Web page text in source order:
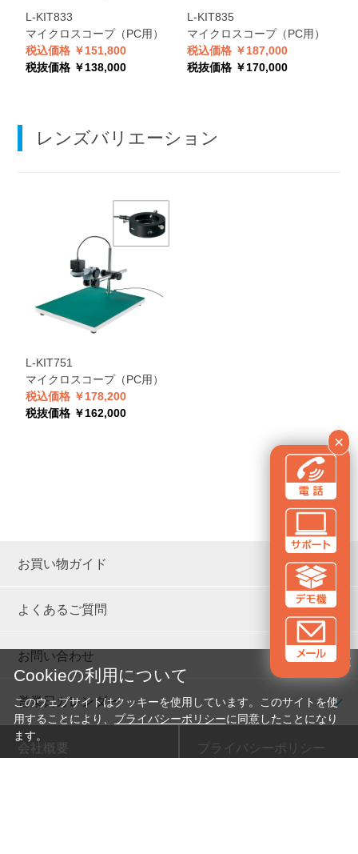
×
L-KIT833
マイクロスコープ（PC用）
税込価格 ￥151,800
税抜価格 ￥138,000
L-KIT835
マイクロスコープ（PC用）
税込価格 ￥187,000
税抜価格 ￥170,000
レンズバリエーション
L-KIT751
マイクロスコープ（PC用）
税込価格 ￥178,200
税抜価格 ￥162,000
お買い物ガイド
よくあるご質問
お問い合わせ
営業日カレンダー
会社概要 プライバシーポリシー
✕
Cookieの利用について
このウェブサイトはクッキーを使用しています。このサイトを使
用することにより、 プライバシーポリシーに同意したことになり
ます。